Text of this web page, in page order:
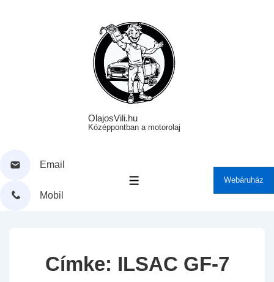
OlajosVili.hu
Középpontban a motorolaj
Email
Mobil
MENÜ Webáruház
Címke: ILSAC GF-7